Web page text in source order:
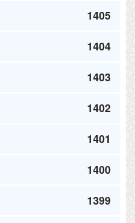
1405
1404
1403
1402
1401
1400
1399